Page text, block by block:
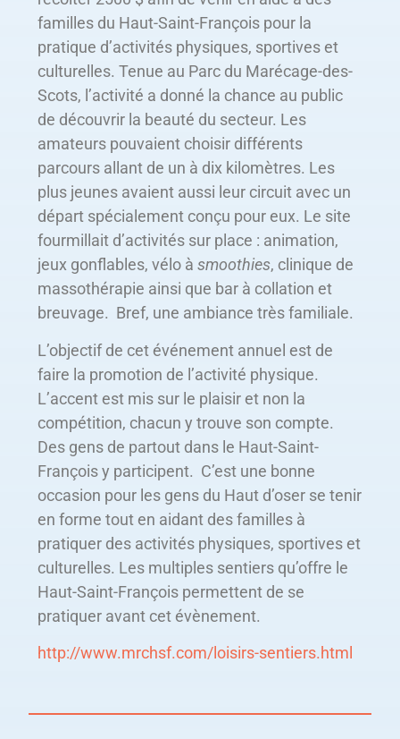
familles du Haut-Saint-François pour la
pratique d’activités physiques, sportives et
culturelles. Tenue au Parc du Marécage-des-
Scots, l’activité a donné la chance au public
de découvrir la beauté du secteur. Les
amateurs pouvaient choisir différents
parcours allant de un à dix kilomètres. Les
plus jeunes avaient aussi leur circuit avec un
départ spécialement conçu pour eux. Le site
fourmillait d’activités sur place : animation,
jeux gonflables, vélo àsmoothies, clinique de
massothérapie ainsi que bar à collation et
breuvage. Bref, une ambiance très familiale.
L’objectif de cet événement annuel est de
faire la promotion de l’activité physique.
L’accent est mis sur le plaisir et non la
compétition, chacun y trouve son compte.
Des gens de partout dans le Haut-Saint-
François y participent. C’est une bonne
occasion pour les gens du Haut d’oser se tenir
en forme tout en aidant des familles à
pratiquer des activités physiques, sportives et
culturelles. Les multiples sentiers qu’offre le
Haut-Saint-François permettent de se
pratiquer avant cet évènement.
http://www.mrchsf.com/loisirs-sentiers.html